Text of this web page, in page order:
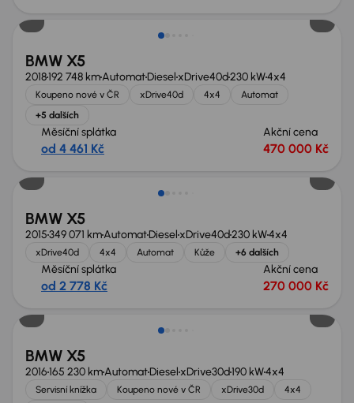
BMW X5
2018192 748 kmAutomatDiesel xDrive40d230 kW4x4
Koupeno nové v ČR xDrive40d 4x4
Automat
+5 dalších
Měsíční splátka
od 4 461 Kč
Akční cena
470 000 Kč
BMW X5
2015349 071 kmAutomatDiesel xDrive40d230 kW4x4
xDrive40d 4x4 Automat Kůže +6 dalších
Měsíční splátka
od 2 778 Kč
Akční cena
270 000 Kč
Možnost odpočtu DPH
BMW X5
2016165 230 kmAutomatDiesel xDrive30d190 kW4x4
Servisní knížka Koupeno nové v ČR xDrive30d
4x4